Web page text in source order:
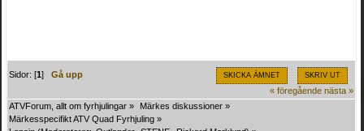
SKICKA ÄMNET SKRIV UT
Sidor: [1]Gå upp
« föregående nästa »
ATVForum, allt om fyrhjulingar » Märkes diskussioner »
Märkesspecifikt ATV Quad Fyrhjuling »